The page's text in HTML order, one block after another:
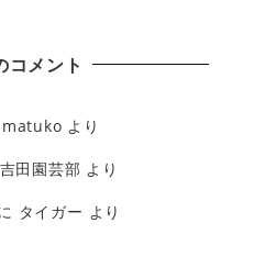
コメント
matuko より
吉田園芸部 より
タイガー より